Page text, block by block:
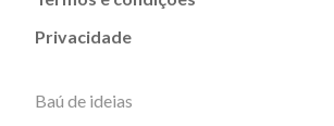
Privacidade
Baú de ideias